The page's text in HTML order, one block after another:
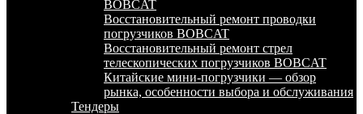
BOBCAT
Восстановительный ремонт проводки
погрузчиков BOBCAT
Восстановительный ремонт стрел
телескопических погрузчиков BOBCAT
Китайские мини-погрузчики — обзор
рынка, особенности выбора и обслуживания
Тендеры